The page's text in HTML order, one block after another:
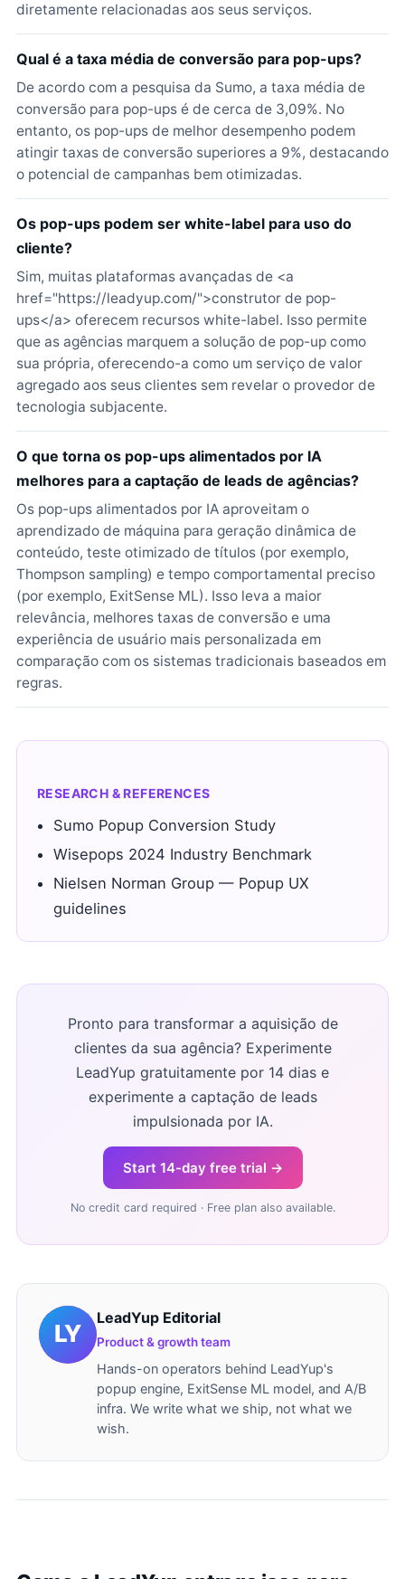
diretamente relacionadas aos seus serviços.
Qual é a taxa média de conversão para pop-ups?
De acordo com a pesquisa da Sumo, a taxa média de
conversão para pop-ups é de cerca de 3,09%. No
entanto, os pop-ups de melhor desempenho podem
atingir taxas de conversão superiores a 9%, destacando
o potencial de campanhas bem otimizadas.
Os pop-ups podem ser white-label para uso do
cliente?
Sim, muitas plataformas avançadas de <a
href="https://leadyup.com/">construtor de pop-
ups</a> oferecem recursos white-label. Isso permite
que as agências marquem a solução de pop-up como
sua própria, oferecendo-a como um serviço de valor
agregado aos seus clientes sem revelar o provedor de
tecnologia subjacente.
O que torna os pop-ups alimentados por IA
melhores para a captação de leads de agências?
Os pop-ups alimentados por IA aproveitam o
aprendizado de máquina para geração dinâmica de
conteúdo, teste otimizado de títulos (por exemplo,
Thompson sampling) e tempo comportamental preciso
(por exemplo, ExitSense ML). Isso leva a maior
relevância, melhores taxas de conversão e uma
experiência de usuário mais personalizada em
comparação com os sistemas tradicionais baseados em
regras.
RESEARCH & REFERENCES
Sumo Popup Conversion Study
Wisepops 2024 Industry Benchmark
Nielsen Norman Group — Popup UX
guidelines
Pronto para transformar a aquisição de
clientes da sua agência? Experimente
LeadYup gratuitamente por 14 dias e
experimente a captação de leads
impulsionada por IA.
Start 14-day free trial →
No credit card required · Free plan also available.
LeadYup Editorial
Product & growth team
Hands-on operators behind LeadYup's
popup engine, ExitSense ML model, and A/B
infra. We write what we ship, not what we
wish.